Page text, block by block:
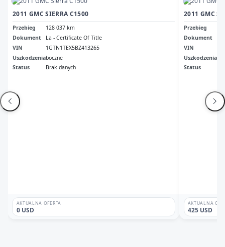
2011 GMC SIERRA C1500
Przebieg
128 037 km
Dokument
La - Certificate Of Title
VIN
1GTN1TEX5BZ413265
Uszkodzeniaboczne
Status
Brak danych
AKTUALNA OFERTA
0 USD
2011 GMC
Przebieg
Dokument
VIN
Uszkodzenia
Status
AKTUALNA
425 USD